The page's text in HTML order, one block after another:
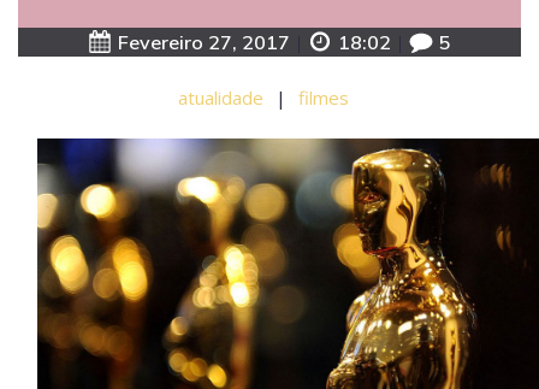
Fevereiro 27, 2017 18:02 5
atualidade | filmes